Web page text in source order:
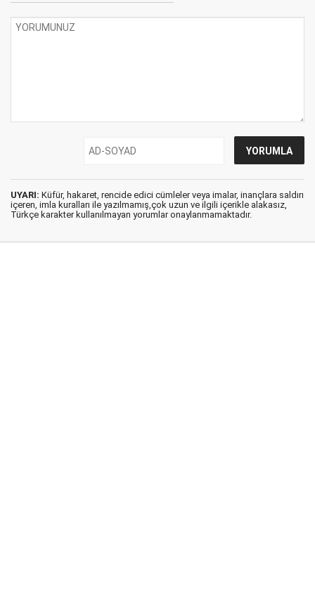
UYARI: Küfür, hakaret, rencide edici cümleler veya imalar, inançlara saldırı
içeren, imla kuralları ile yazılmamış,çok uzun ve ilgili içerikle alakasız,
Türkçe karakter kullanılmayan yorumlar onaylanmamaktadır.